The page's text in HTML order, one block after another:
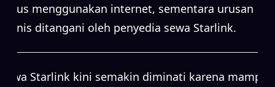
fokus menggunakan internet, sementara urusan
teknis ditangani oleh penyedia sewa Starlink.
Sewa Starlink kini semakin diminati karena mampu